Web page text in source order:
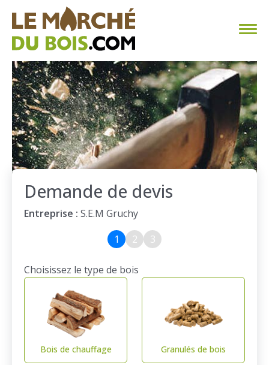
CHAUFFAGE AU BOIS
FAQ
CALCULER SA CONSOMMATION
TROUVER SON FOURNISSEUR
BLOG
ESPACE PRO
Demande de devis
Entreprise : S.E.M Gruchy
1
2 3
Choisissez le type de bois
Bois de chauffage Granulés de bois